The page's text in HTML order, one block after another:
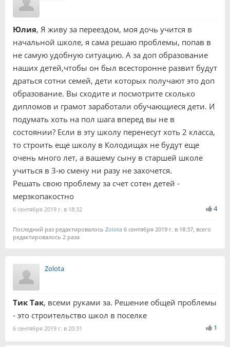
Юлия, Я живу за переездом, моя дочь учится в
начальной школе, я сама решаю проблемы, попав в
не самую удобную ситуацию. А за доп образование
наших детей,чтобы он был всесторонне развит будут
драться сотни семей, дети которых получают это доп
образование. Вы сходите и посмотрите сколько
дипломов и грамот заработали обучающиеся дети. И
подумать хоть на пол шага вперед вы не в
состоянии? Если в эту школу перенесут хоть 2 класса,
то строить еще школу в Колодищах не будут еще
очень много лет, а вашему сыну в старшей школе
учиться в 3-ю смену ни разу не захочется.
Решать свою проблему за счет сотен детей -
мерзкопакостно
6 сентября 2019 г. в 18:32 4
Последний раз редактировалось Zolota 6 сентября 2019 г. в 18:37, всего
редактировалось 2 раза
Zolota
Тик Так, всеми руками за. Решение общей проблемы
- это строительство школ в поселке
6 сентября 2019 г. в 20:31 1